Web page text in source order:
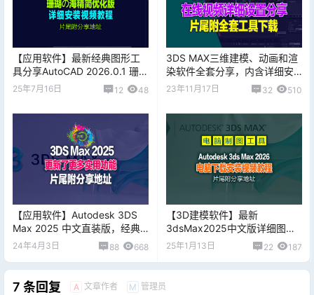
【应用软件】最新经典图形工
具分享AutoCAD 2026.0.1 珊瑚
の海精简优化版 [2025.07.08
25年7月16日 12 48
3DS MAX三维建模、动画和渲
染软件全套分享，内含详细安
装视频教程！片尾附最新2024
23年11月17日 32 510
【应用软件】Autodesk 3DS
Max 2025 中文直装版，经典
图片建模渲染软件搬运破解版
24年4月3日 88 668
【3D建模软件】最新
3dsMax2025中文版详细图文
安装教程（免费白嫖），片尾
25年1月13日 22 187
7 条回复 A 文章作者 M 管理员